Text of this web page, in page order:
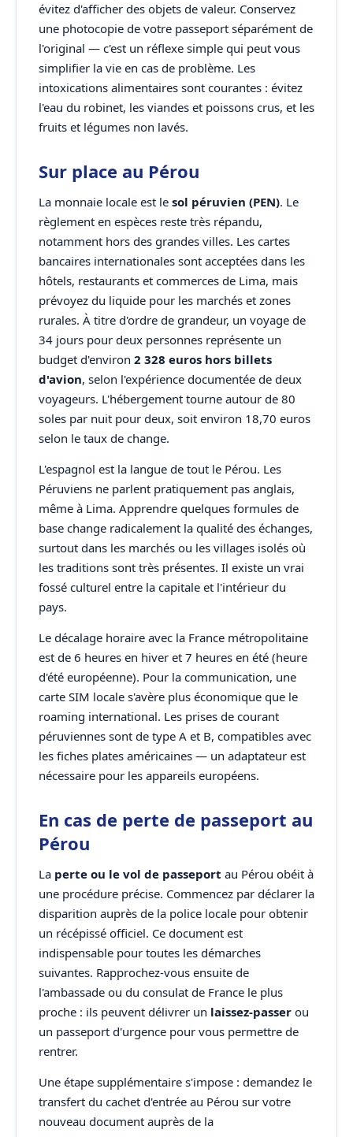
évitez d'afficher des objets de valeur. Conservez
une photocopie de votre passeport séparément de
l'original — c'est un réflexe simple qui peut vous
simplifier la vie en cas de problème. Les
intoxications alimentaires sont courantes : évitez
l'eau du robinet, les viandes et poissons crus, et les
fruits et légumes non lavés.
Sur place au Pérou
La monnaie locale est le sol péruvien (PEN). Le
règlement en espèces reste très répandu,
notamment hors des grandes villes. Les cartes
bancaires internationales sont acceptées dans les
hôtels, restaurants et commerces de Lima, mais
prévoyez du liquide pour les marchés et zones
rurales. À titre d'ordre de grandeur, un voyage de
34 jours pour deux personnes représente un
budget d'environ 2 328 euros hors billets
d'avion, selon l'expérience documentée de deux
voyageurs. L'hébergement tourne autour de 80
soles par nuit pour deux, soit environ 18,70 euros
selon le taux de change.
L'espagnol est la langue de tout le Pérou. Les
Péruviens ne parlent pratiquement pas anglais,
même à Lima. Apprendre quelques formules de
base change radicalement la qualité des échanges,
surtout dans les marchés ou les villages isolés où
les traditions sont très présentes. Il existe un vrai
fossé culturel entre la capitale et l'intérieur du
pays.
Le décalage horaire avec la France métropolitaine
est de 6 heures en hiver et 7 heures en été (heure
d'été européenne). Pour la communication, une
carte SIM locale s'avère plus économique que le
roaming international. Les prises de courant
péruviennes sont de type A et B, compatibles avec
les fiches plates américaines — un adaptateur est
nécessaire pour les appareils européens.
En cas de perte de passeport au
Pérou
La perte ou le vol de passeport au Pérou obéit à
une procédure précise. Commencez par déclarer la
disparition auprès de la police locale pour obtenir
un récépissé officiel. Ce document est
indispensable pour toutes les démarches
suivantes. Rapprochez-vous ensuite de
l'ambassade ou du consulat de France le plus
proche : ils peuvent délivrer un laissez-passer ou
un passeport d'urgence pour vous permettre de
rentrer.
Une étape supplémentaire s'impose : demandez le
transfert du cachet d'entrée au Pérou sur votre
nouveau document auprès de la